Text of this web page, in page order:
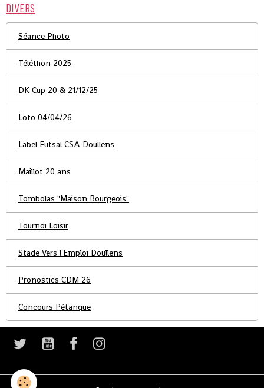
DIVERS
Séance Photo
Téléthon 2025
DK Cup 20 & 21/12/25
Loto 04/04/26
Label Futsal CSA Doullens
Maillot 20 ans
Tombolas "Maison Bourgeois"
Tournoi Loisir
Stade Vers l'Emploi Doullens
Pronostics CDM 26
Concours Pétanque